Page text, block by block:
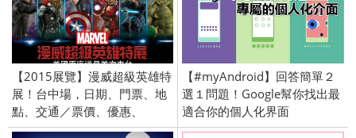
【2015展覽】漫威超級英雄特
展！台中場，日期、門票、地
點、交通／票價、優惠、
MARVEL、朝馬展覽館、官
【#myAndroid】回答簡單２
選１問題！Google幫你找出最
適合你的個人化界面